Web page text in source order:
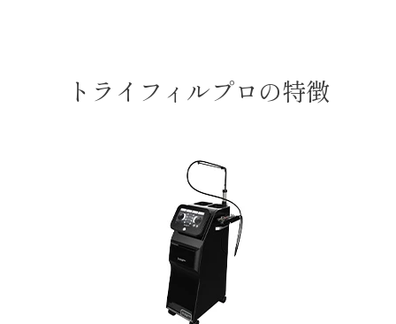
トライフィルプロの特徴